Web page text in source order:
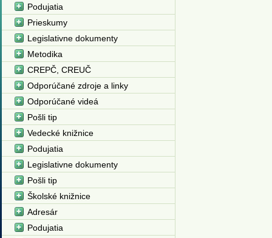
Podujatia
Prieskumy
Legislativne dokumenty
Metodika
CREPČ, CREUČ
Odporúčané zdroje a linky
Odporúčané videá
Pošli tip
Vedecké knižnice
Podujatia
Legislativne dokumenty
Pošli tip
Školské knižnice
Adresár
Podujatia